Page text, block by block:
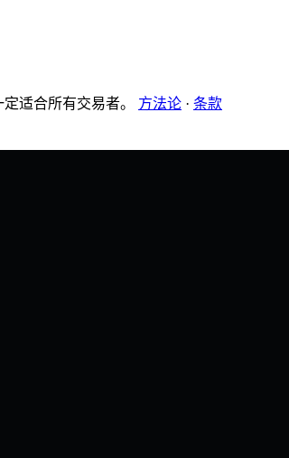
适合所有交易者。 方法论 · 条款